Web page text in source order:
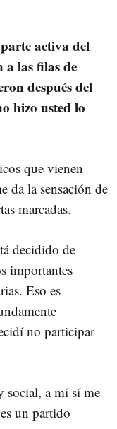
activa del
a las filas de
después del
hizo usted lo
que vienen
da la sensación de
marcadas.
decidido de
importantes
Eso es
no participar
social, a mí sí me
un partido